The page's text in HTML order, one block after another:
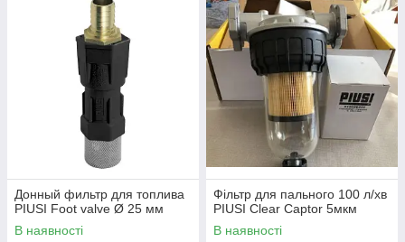
Донный фильтр для топлива
PIUSI Foot valve Ø 25 мм
В наявності
Фільтр для пального 100 л/хв
PIUSI Clear Captor 5мкм
В наявності